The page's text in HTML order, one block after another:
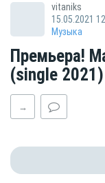
vitaniks
15.05.2021
Музыка
Премьера!
(single 2021)
→